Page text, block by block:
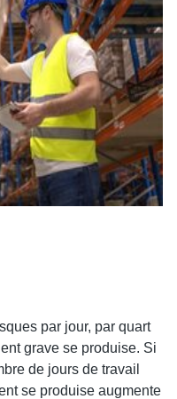
par jour, par quart
grave se produise. Si
de jours de travail
se produise augmente